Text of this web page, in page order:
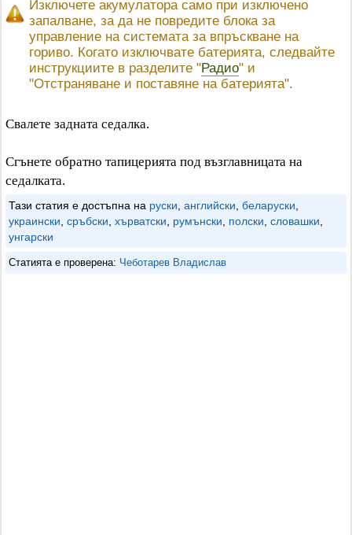
Изключете акумулатора само при изключено
запалване, за да не повредите блока за
управление на системата за впръскване на
гориво. Когато изключвате батерията, следвайте
инструкциите в разделите "Радио" и
"Отстраняване и поставяне на батерията".
Свалете задната седалка.
Сгънете обратно тапицерията под възглавницата на
седалката.
Тази статия е достъпна на руски английски беларуски
украински сръбски хърватски румънски полски словашки
унгарски
Статията е проверена: Чеботарев Владислав